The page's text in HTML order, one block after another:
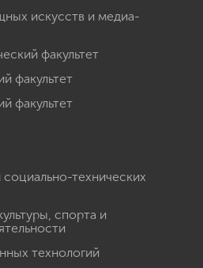
искусств и медиа-
факультет
факультет
факультет
социально-технических
спорта и
технологий